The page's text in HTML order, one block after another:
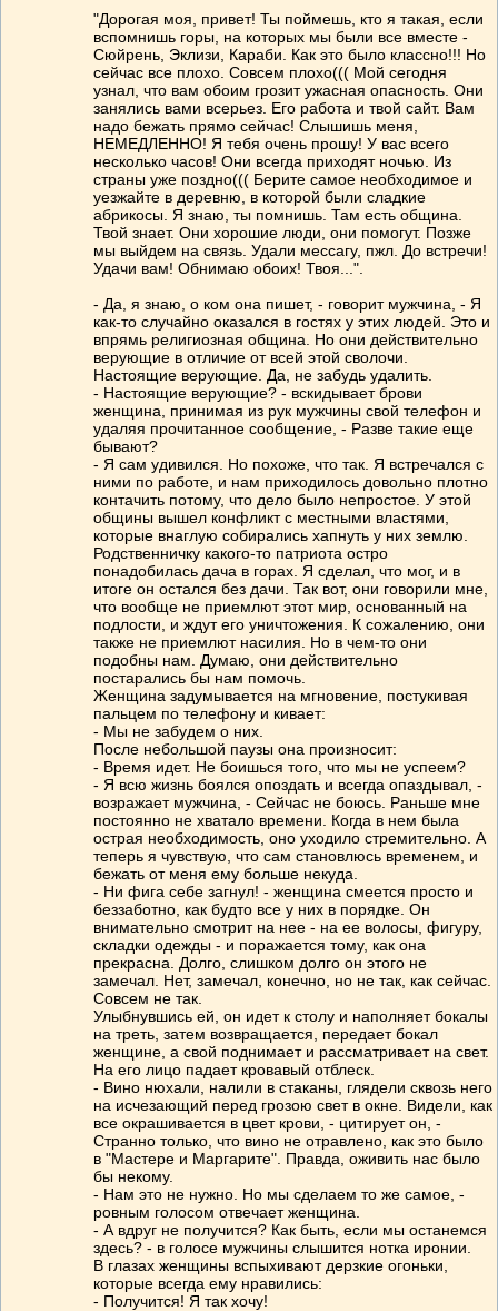
"Дорогая моя, привет! Ты поймешь, кто я такая, если
вспомнишь горы, на которых мы были все вместе -
Сюйрень, Эклизи, Караби. Как это было классно!!! Но
сейчас все плохо. Совсем плохо((( Мой сегодня
узнал, что вам обоим грозит ужасная опасность. Они
занялись вами всерьез. Его работа и твой сайт. Вам
надо бежать прямо сейчас! Слышишь меня,
НЕМЕДЛЕННО! Я тебя очень прошу! У вас всего
несколько часов! Они всегда приходят ночью. Из
страны уже поздно((( Берите самое необходимое и
уезжайте в деревню, в которой были сладкие
абрикосы. Я знаю, ты помнишь. Там есть община.
Твой знает. Они хорошие люди, они помогут. Позже
мы выйдем на связь. Удали мессагу, пжл. До встречи!
Удачи вам! Обнимаю обоих! Твоя...".
- Да, я знаю, о ком она пишет, - говорит мужчина, - Я
как-то случайно оказался в гостях у этих людей. Это и
впрямь религиозная община. Но они действительно
верующие в отличие от всей этой сволочи.
Настоящие верующие. Да, не забудь удалить.
- Настоящие верующие? - вскидывает брови
женщина, принимая из рук мужчины свой телефон и
удаляя прочитанное сообщение, - Разве такие еще
бывают?
- Я сам удивился. Но похоже, что так. Я встречался с
ними по работе, и нам приходилось довольно плотно
контачить потому, что дело было непростое. У этой
общины вышел конфликт с местными властями,
которые внаглую собирались хапнуть у них землю.
Родственничку какого-то патриота остро
понадобилась дача в горах. Я сделал, что мог, и в
итоге он остался без дачи. Так вот, они говорили мне,
что вообще не приемлют этот мир, основанный на
подлости, и ждут его уничтожения. К сожалению, они
также не приемлют насилия. Но в чем-то они
подобны нам. Думаю, они действительно
постарались бы нам помочь.
Женщина задумывается на мгновение, постукивая
пальцем по телефону и кивает:
- Мы не забудем о них.
После небольшой паузы она произносит:
- Время идет. Не боишься того, что мы не успеем?
- Я всю жизнь боялся опоздать и всегда опаздывал, -
возражает мужчина, - Сейчас не боюсь. Раньше мне
постоянно не хватало времени. Когда в нем была
острая необходимость, оно уходило стремительно. А
теперь я чувствую, что сам становлюсь временем, и
бежать от меня ему больше некуда.
- Ни фига себе загнул! - женщина смеется просто и
беззаботно, как будто все у них в порядке. Он
внимательно смотрит на нее - на ее волосы, фигуру,
складки одежды - и поражается тому, как она
прекрасна. Долго, слишком долго он этого не
замечал. Нет, замечал, конечно, но не так, как сейчас.
Совсем не так.
Улыбнувшись ей, он идет к столу и наполняет бокалы
на треть, затем возвращается, передает бокал
женщине, а свой поднимает и рассматривает на свет.
На его лицо падает кровавый отблеск.
- Вино нюхали, налили в стаканы, глядели сквозь него
на исчезающий перед грозою свет в окне. Видели, как
все окрашивается в цвет крови, - цитирует он, -
Странно только, что вино не отравлено, как это было
в "Мастере и Маргарите". Правда, оживить нас было
бы некому.
- Нам это не нужно. Но мы сделаем то же самое, -
ровным голосом отвечает женщина.
- А вдруг не получится? Как быть, если мы останемся
здесь? - в голосе мужчины слышится нотка иронии.
В глазах женщины вспыхивают дерзкие огоньки,
которые всегда ему нравились:
- Получится! Я так хочу!